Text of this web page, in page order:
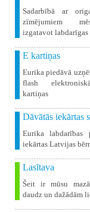
Sadarbībā ar
zīmējumiem
izgatavot labdarīgas
E kartiņas
Eurika piedāvā
flash
kartiņas
Dāvātās iekārtas
Eurika labdarības
iekārtas Latvijas
Lasītava
Šeit ir mūsu
daudz un dažādām